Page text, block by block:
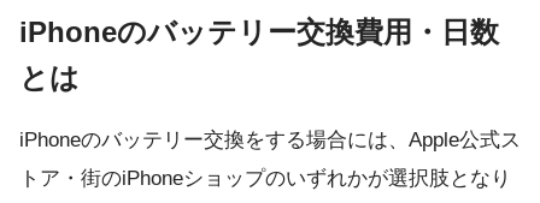
iPhoneのバッテリー交換費用・日数
とは
iPhoneのバッテリー交換をする場合には、Apple公式ス
トア・街のiPhoneショップのいずれかが選択肢となり